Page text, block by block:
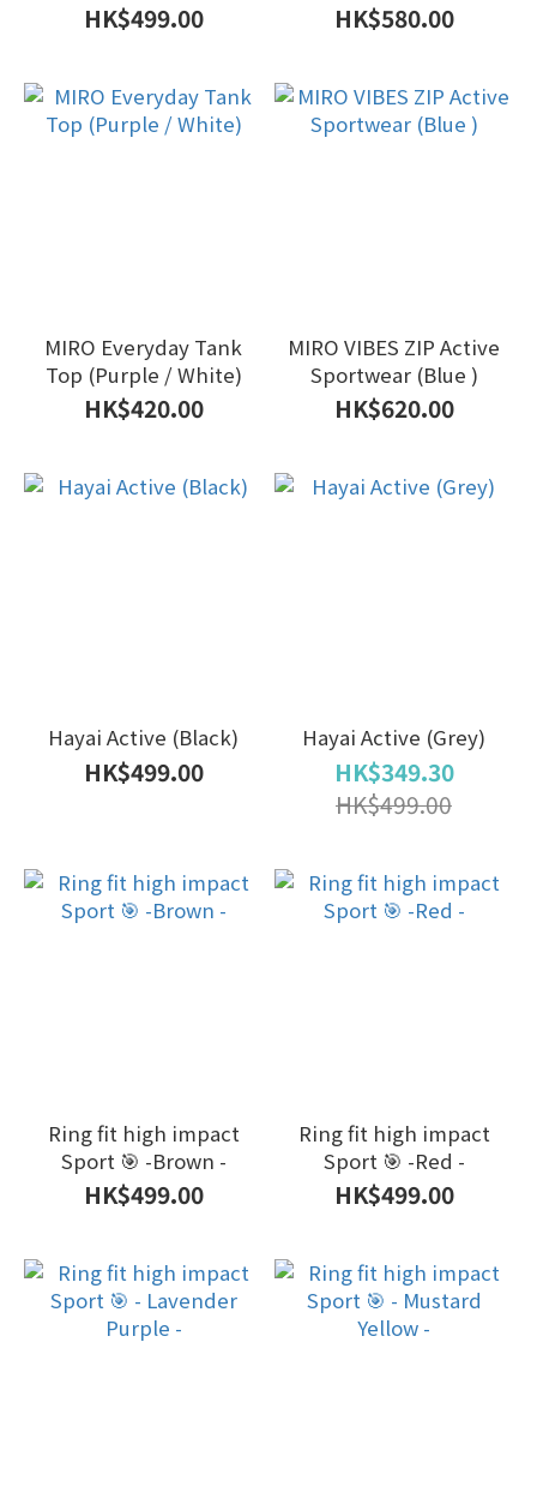
HK$499.00 HK$580.00
MIRO Everyday Tank
Top (Purple / White)
HK$420.00
MIRO VIBES ZIP Active
Sportwear (Blue )
HK$620.00
Hayai Active (Black)
HK$499.00
Hayai Active (Grey)
HK$349.30
HK$499.00
Ring fit high impact
Sport 🎯 -Brown -
HK$499.00
Ring fit high impact
Sport 🎯 -Red -
HK$499.00